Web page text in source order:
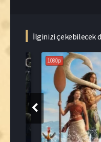
İlginizi çekebilecek